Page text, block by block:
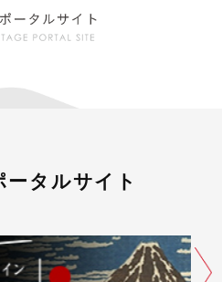
ータルサイト